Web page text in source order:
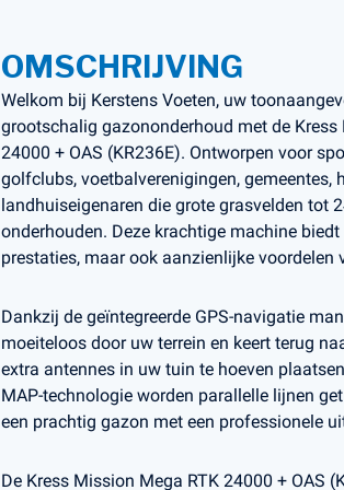
OMSCHRIJVING
Welkom bij Kerstens Voeten, uw
grootschalig gazononderhoud met de Kress
24000 + OAS (KR236E). Ontworpen voor
golfclubs, voetbalverenigingen, gemeentes,
landhuiseigenaren die grote grasvelden tot
onderhouden. Deze krachtige machine
prestaties, maar ook aanzienlijke voordelen
Dankzij de geïntegreerde GPS-navigatie
moeiteloos door uw terrein en keert terug
extra antennes in uw tuin te hoeven
MAP-technologie worden parallelle lijnen
een prachtig gazon met een professionele
De Kress Mission Mega RTK 24000 + OAS